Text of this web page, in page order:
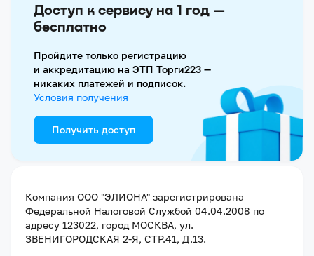
Доступ к сервису на 1 год —
бесплатно
Пройдите только регистрацию
и аккредитацию на ЭТП Торги223 —
никаких платежей и подписок.
Условия получения
Получить доступ
Компания ООО "ЭЛИОНА" зарегистрирована
Федеральной Налоговой Службой 04.04.2008 по
адресу 123022, город МОСКВА, ул.
ЗВЕНИГОРОДСКАЯ 2-Я, СТР.41, Д.13.